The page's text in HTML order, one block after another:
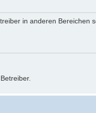
in anderen Bereichen